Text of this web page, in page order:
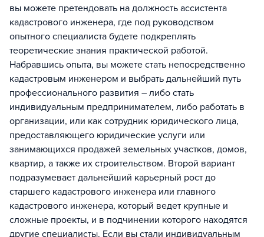
вы можете претендовать на должность ассистента
кадастрового инженера, где под руководством
опытного специалиста будете подкреплять
теоретические знания практической работой.
Набравшись опыта, вы можете стать непосредственно
кадастровым инженером и выбрать дальнейший путь
профессионального развития – либо стать
индивидуальным предпринимателем, либо работать в
организации, или как сотрудник юридического лица,
предоставляющего юридические услуги или
занимающихся продажей земельных участков, домов,
квартир, а также их строительством. Второй вариант
подразумевает дальнейший карьерный рост до
старшего кадастрового инженера или главного
кадастрового инженера, который ведет крупные и
сложные проекты, и в подчинении которого находятся
другие специалисты. Если вы стали индивидуальным